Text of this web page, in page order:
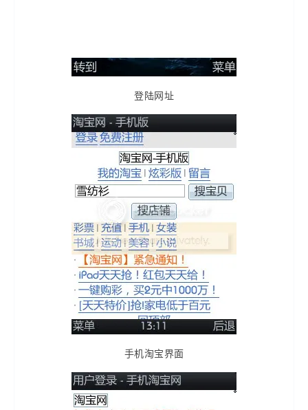
登陆网址
手机淘宝界面